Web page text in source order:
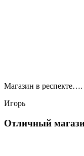
Магазин в респекте….
Игорь
Отличный